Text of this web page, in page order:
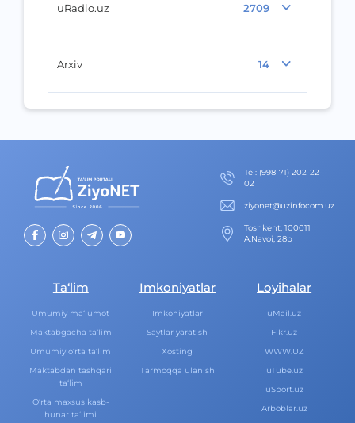
uRadio.uz 2709
Arxiv 14
Теl: (998-71) 202-22-
02
ziyonet@uzinfocom.uz
Toshkent, 100011
A.Navoi, 28b
Ta‘lim
Umumiy ma‘lumot
Maktabgacha ta‘lim
Umumiy o‘rta ta‘lim
Maktabdan tashqari
ta‘lim
O‘rta maxsus kasb-
hunar ta‘limi
Imkoniyatlar
Imkoniyatlar
Saytlar yaratish
Xosting
Tarmoqqa ulanish
Loyihalar
uMail.uz
Fikr.uz
WWW.UZ
uTube.uz
uSport.uz
Arboblar.uz